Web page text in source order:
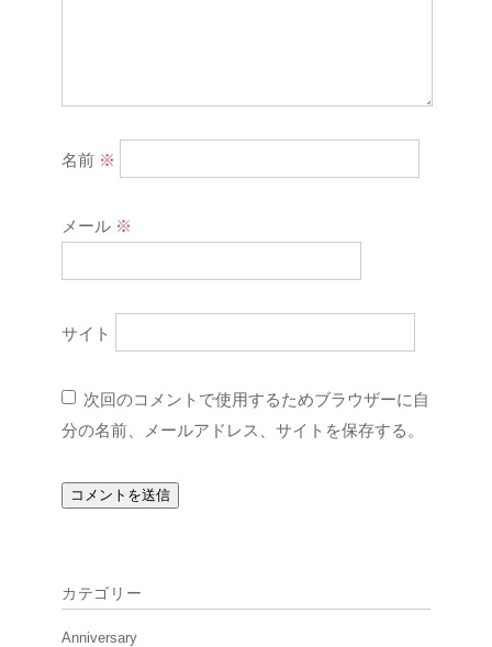
名前 ※
メール ※
サイト
次回のコメントで使用するためブラウザーに自
分の名前、メールアドレス、サイトを保存する。
カテゴリー
Anniversary